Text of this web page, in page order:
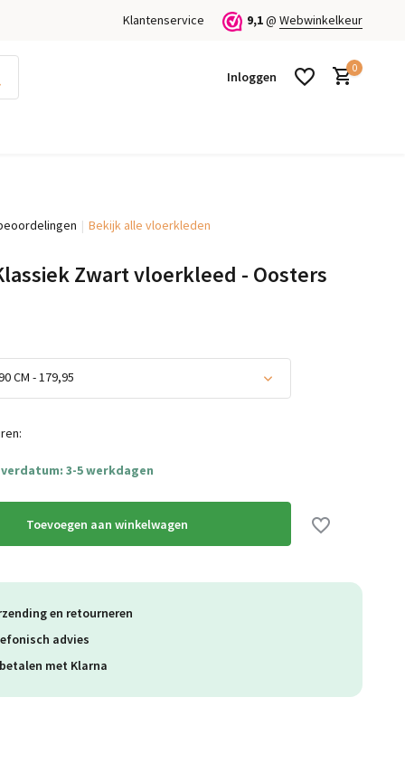
Klantenservice 9,1@ Webwinkelkeur
Inloggen
0
Bekijk alle vloerkleden
Zwart vloerkleed - Oosters
CM - 179,95
3-5 werkdagen
Toevoegen aan winkelwagen
en retourneren
advies
met Klarna